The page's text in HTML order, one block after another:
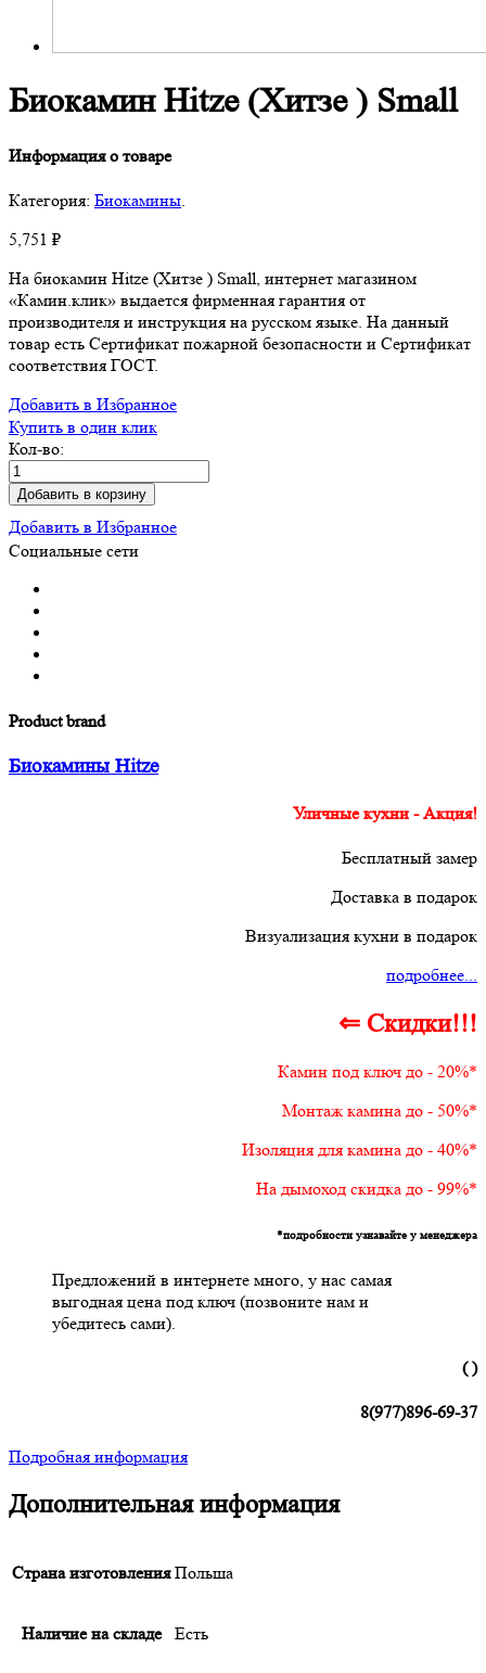
Биокамин Hitze (Хитзе ) Small
Информация о товаре
Категория: Биокамины.
5,751 ₽
На биокамин Hitze (Хитзе ) Small, интернет магазином
«Камин.клик» выдается фирменная гарантия от
производителя и инструкция на русском языке. На данный
товар есть Сертификат пожарной безопасности и Сертификат
соответствия ГОСТ.
Добавить в Избранное
Купить в один клик
Кол-во:
Добавить в корзину
Добавить в Избранное
Социальные сети
Product brand
Биокамины Hitze
Уличные кухни - Акция!
Бесплатный замер
Доставка в подарок
Визуализация кухни в подарок
подробнее...
⇐ Скидки!!!
Камин под ключ до - 20%*
Монтаж камина до - 50%*
Изоляция для камина до - 40%*
На дымоход скидка до - 99%*
*подробности узнавайте у менеджера
Предложений в интернете много, у нас самая
выгодная цена под ключ (позвоните нам и
убедитесь сами).
( )
8(977)896-69-37
Подробная информация
Дополнительная информация
Страна изготовления Польша
Наличие на складе Есть